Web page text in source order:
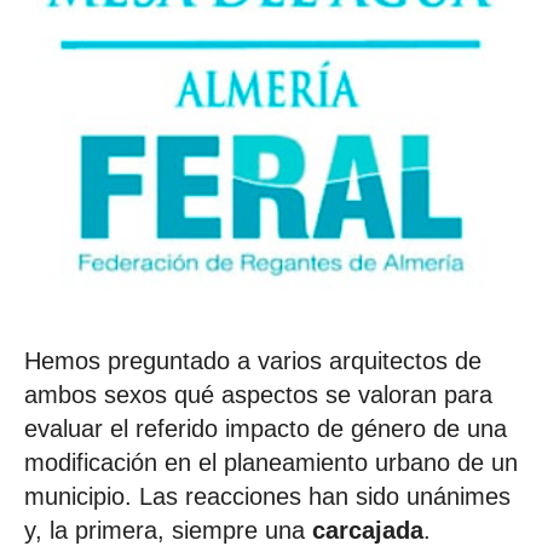
Hemos preguntado a varios arquitectos de
ambos sexos qué aspectos se valoran para
evaluar el referido impacto de género de una
modificación en el planeamiento urbano de un
municipio. Las reacciones han sido unánimes
y, la primera, siempre una carcajada.